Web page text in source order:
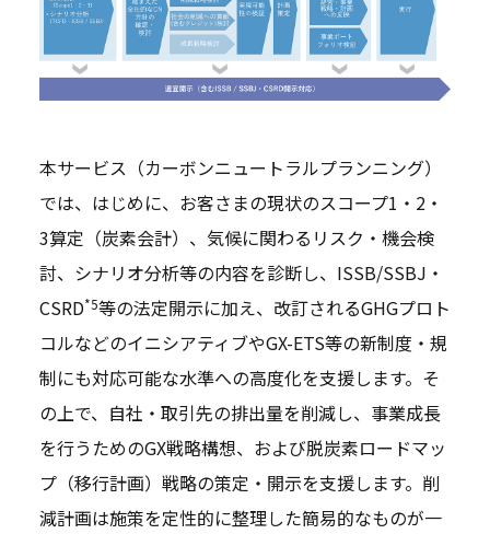
本サービス（カーボンニュートラルプランニング）
では、はじめに、お客さまの現状のスコープ1・2・
3算定（炭素会計）、気候に関わるリスク・機会検
討、シナリオ分析等の内容を診断し、ISSB/SSBJ・
CSRD*5等の法定開示に加え、改訂されるGHGプロト
コルなどのイニシアティブやGX-ETS等の新制度・規
制にも対応可能な水準への高度化を支援します。そ
の上で、自社・取引先の排出量を削減し、事業成長
を行うためのGX戦略構想、および脱炭素ロードマッ
プ（移行計画）戦略の策定・開示を支援します。削
減計画は施策を定性的に整理した簡易的なものが一